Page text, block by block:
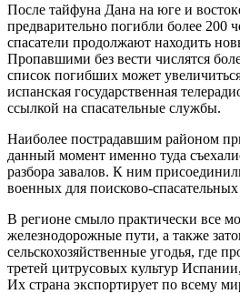
После тайфуна Дана на юге и
предварительно погибли более 200
спасатели продолжают находить
Пропавшими без вести числятся
список погибших может
испанская государственная
ссылкой на спасательные службы.
Наиболее пострадавшим районом
данный момент именно туда
разбора завалов. К ним
военных для поисково-
В регионе смыло практически все
железнодорожные пути, а также
сельскохозяйственные угодья, где
третей цитрусовых культур
Их страна экспортирует по всему